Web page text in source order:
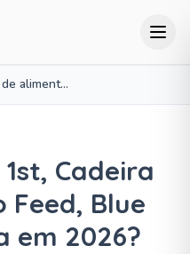
Safety 1st, Cadeira de alimentação Feed, Blue Sky
Cadeira
Blue
em 2026?